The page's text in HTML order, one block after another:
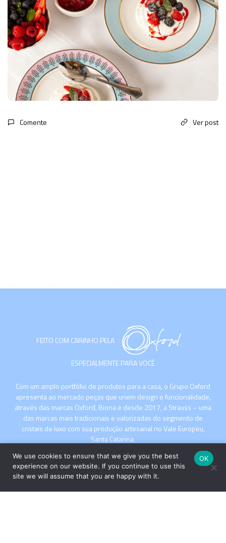
Comente Ver post
FEITO COM CARINHO PELA
ESPECIALMENTE PARA VOCÊ
Com um amplo portfólio de produtos para a casa, o Grupo Oxford
apresenta ao mercado peças que unem design e funcionalidade,
através das marcas Oxford, Biona e desde 2017, a Strauss – uma
das marcas mais tradicionais e valorizadas do segmento de
cristais de luxo com sua produção artesanal no Vale Europeu,
Santa Catarina.
We use cookies to ensure that we give you the best
experience on our website. If you continue to use this
site we will assume that you are happy with it.
OK